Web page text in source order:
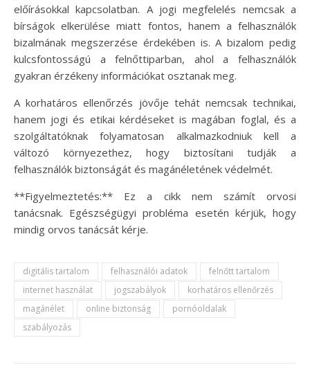
előírásokkal kapcsolatban. A jogi megfelelés nemcsak a
bírságok elkerülése miatt fontos, hanem a felhasználók
bizalmának megszerzése érdekében is. A bizalom pedig
kulcsfontosságú a felnőttiparban, ahol a felhasználók
gyakran érzékeny információkat osztanak meg.
A korhatáros ellenőrzés jövője tehát nemcsak technikai,
hanem jogi és etikai kérdéseket is magában foglal, és a
szolgáltatóknak folyamatosan alkalmazkodniuk kell a
változó környezethez, hogy biztosítani tudják a
felhasználók biztonságát és magánéletének védelmét.
**Figyelmeztetés:** Ez a cikk nem számít orvosi
tanácsnak. Egészségügyi probléma esetén kérjük, hogy
mindig orvos tanácsát kérje.
digitális tartalom felhasználói adatok
felnőtt tartalom
internet használat
jogszabályok
korhatáros ellenőrzés
magánélet
online biztonság
pornóoldalak
szabályozás